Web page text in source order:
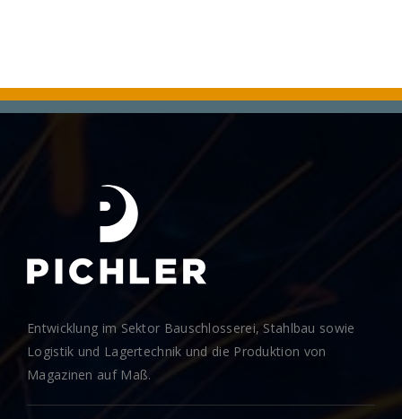
Entwicklung im Sektor Bauschlosserei, Stahlbau sowie
Logistik und Lagertechnik und die Produktion von
Magazinen auf Maß.